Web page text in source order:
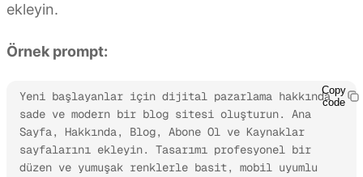
ekleyin.
Örnek prompt:
Yeni başlayanlar için dijital pazarlama hakkında
sade ve modern bir blog sitesi oluşturun. Ana
Sayfa, Hakkında, Blog, Abone Ol ve Kaynaklar
sayfalarını ekleyin. Tasarımı profesyonel bir
düzen ve yumuşak renklerle basit, mobil uyumlu
Copy
code